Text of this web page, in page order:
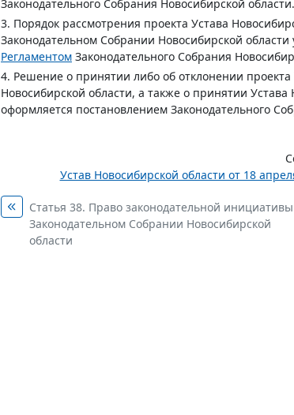
Законодательного Собрания Новосибирской области.
3. Порядок рассмотрения проекта Устава
Законодательном Собрании Новосибирской области
Регламентом Законодательного Собрания
4. Решение о принятии либо об отклонении проекта
Новосибирской области, а также о принятии
оформляется постановлением Законодательного
Устав Новосибирской области от 18
Статья 38. Право законодательной
Законодательном Собрании Новосибирской
области